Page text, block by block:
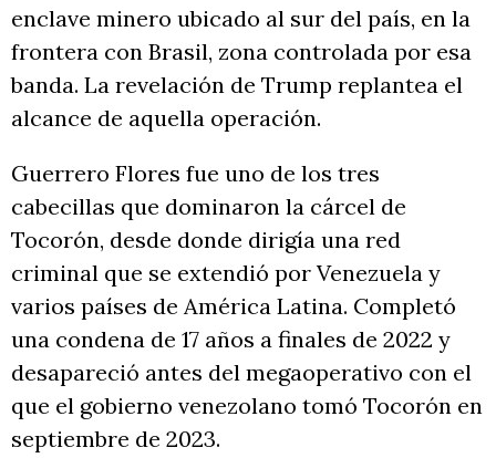
enclave minero ubicado al sur del país, en la
frontera con Brasil, zona controlada por esa
banda. La revelación de Trump replantea el
alcance de aquella operación.
Guerrero Flores fue uno de los tres
cabecillas que dominaron la cárcel de
Tocorón, desde donde dirigía una red
criminal que se extendió por Venezuela y
varios países de América Latina. Completó
una condena de 17 años a finales de 2022 y
desapareció antes del megaoperativo con el
que el gobierno venezolano tomó Tocorón en
septiembre de 2023.